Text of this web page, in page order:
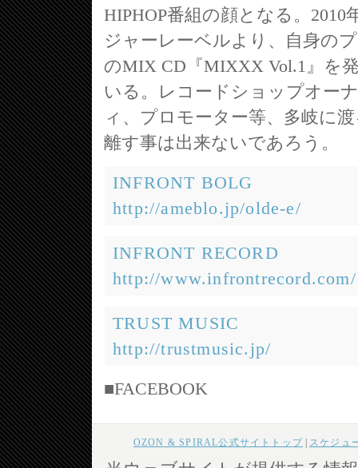
HIPHOP番組の顔となる。2010
ジャーレーベルより、自身の
のMIX CD『MIXXX Vol.1』を
いる。レコードショップオー
ィ、プロモーター等、多岐に
離す事は出来ないであろう。
INFRONT BOLG
http://ameblo.jp/olde-e/
INFRONT RECORD
http://www.infrontrecord.com/
TRUST MUSIC
http://trustmusic.jp/
■FACEBOOK
OZON & SPIRAL公式サイトトップ スケジュ